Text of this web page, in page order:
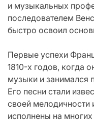
и музыкальных
последователем
быстро освоил
Первые успехи
1810-х годов, когда
музыки и занимался
Его песни стали
своей мелодичности
исполнены на